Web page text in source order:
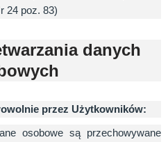
24 poz. 83)
danych
przez Użytkowników:
osobowe są przechowywane